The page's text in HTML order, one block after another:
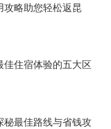
攻略助您轻松返昆
佳住宿体验的五大区
秘最佳路线与省钱攻